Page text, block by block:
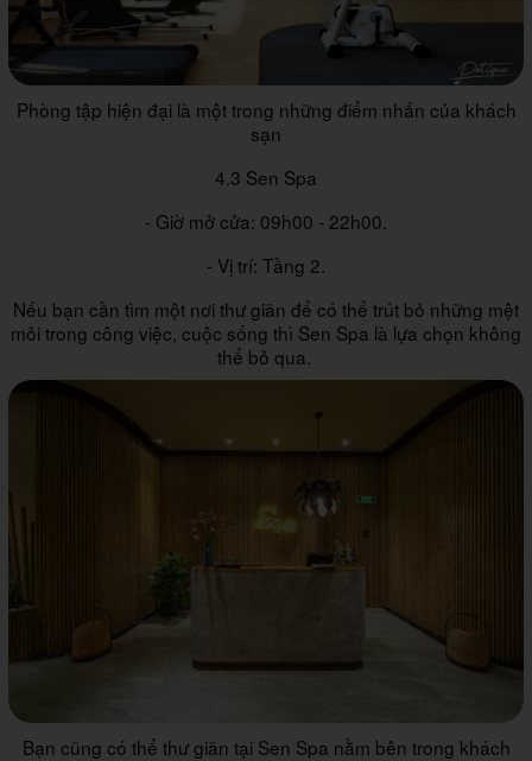
Phòng tập hiện đại là một trong những điểm nhấn của khách
sạn
4.3 Sen Spa
- Giờ mở cửa: 09h00 - 22h00.
- Vị trí: Tầng 2.
Nếu bạn cần tìm một nơi thư giãn để có thể trút bỏ những mệt
mỏi trong công việc, cuộc sống thì Sen Spa là lựa chọn không
thể bỏ qua.
Bạn cũng có thể thư giãn tại Sen Spa nằm bên trong khách